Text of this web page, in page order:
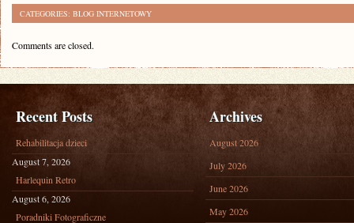
CATEGORIES: BLOG INTERNETOWY
Comments are closed.
Recent Posts
Rehabilitacja dzieci
August 7, 2026
Harlequin Retro
August 6, 2026
Poradniki Fotograficzne
Archives
August 2026
July 2026
June 2026
May 2026